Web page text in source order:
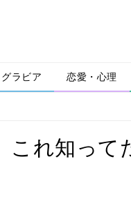
グラビア 恋愛・心理
これ知って